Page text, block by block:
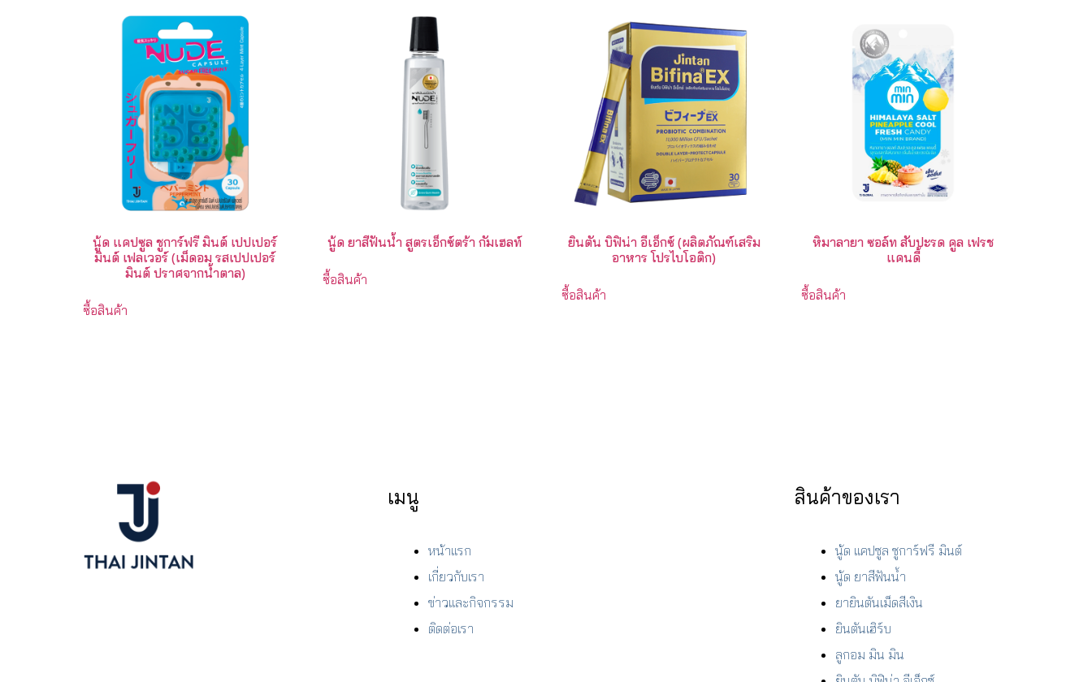
นู้ด แคปซูล ชูการ์ฟรี มินต์ เปปเปอร์
มินต์ เฟลเวอร์ (เม็ดอม รสเปปเปอร์
มินต์ ปราศจากน้ําตาล)
ซื้อสินค้า
นู้ด ยาสีฟันน้ำ สูตรเอ็กซ์ตร้า กัมเฮลท์
ซื้อสินค้า
ยินตัน บิฟิน่า อีเอ็กซ์ (ผลิตภัณฑ์เสริม
อาหาร โปรไบโอติก)
ซื้อสินค้า
หิมาลายา ซอล์ท สับปะรด คูล เฟรช
แคนดี้
ซื้อสินค้า
เมนู
หน้าแรก
เกี่ยวกับเรา
ข่าวและกิจกรรม
ติดต่อเรา
สินค้าของเรา
นู้ด แคปซูล ชูการ์ฟรี มินต์
นู้ด ยาสีฟันน้ำ
ยายินตันเม็ดสีเงิน
ยินตันเฮิร์บ
ลูกอม มิน มิน